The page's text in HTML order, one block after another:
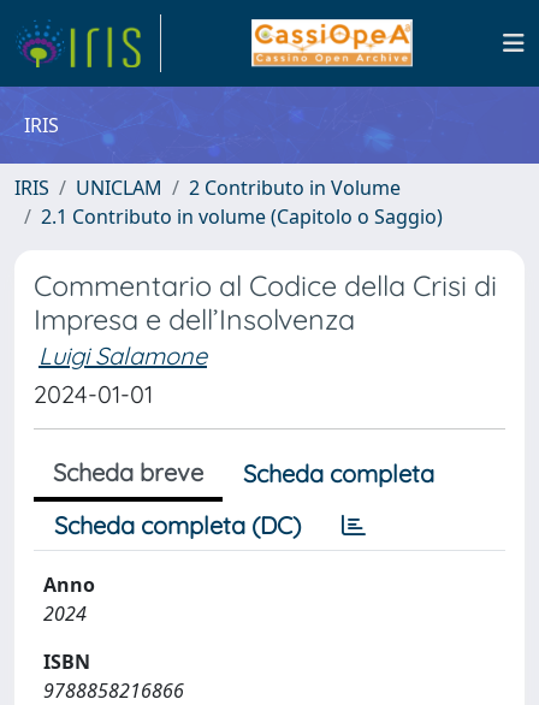
IRIS
IRIS UNICLAM
2 Contributo in Volume
2.1 Contributo in volume (Capitolo o Saggio)
Commentario al Codice della Crisi di
Impresa e dell’Insolvenza
Luigi Salamone
2024-01-01
Scheda breve
Scheda completa
Scheda completa (DC)
Anno
2024
ISBN
9788858216866